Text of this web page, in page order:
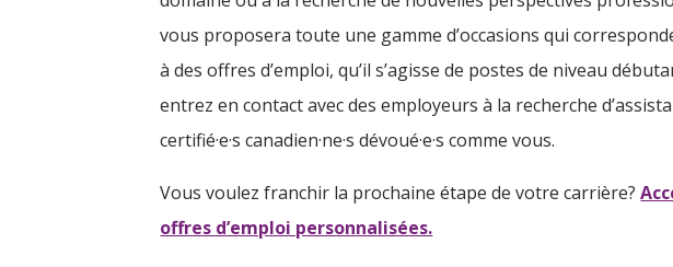
vous proposera toute une gamme d’occasions qui
à des offres d’emploi, qu’il s’agisse de postes de niveau
entrez en contact avec des employeurs à la recherche
certifié·e·s canadien·ne·s dévoué·e·s comme vous.
Vous voulez franchir la prochaine étape de votre carrière?
offres d’emploi personnalisées.